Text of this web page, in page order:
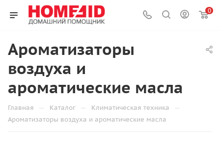
0
Ароматизаторы
воздуха и
ароматические масла
Главная — Каталог — Климатическая техника —
Ароматизаторы воздуха и ароматические масла